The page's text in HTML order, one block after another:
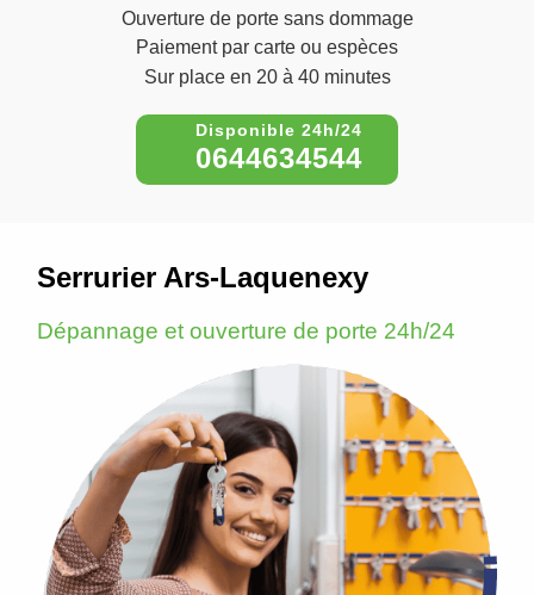
Ouverture de porte sans dommage
Paiement par carte ou espèces
Sur place en 20 à 40 minutes
0644634544
Serrurier Ars-Laquenexy
Dépannage et ouverture de porte 24h/24